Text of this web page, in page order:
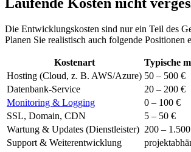
Laufende Kosten nicht
Die Entwicklungskosten sind nur ein Teil des
Planen Sie realistisch auch folgende Positionen
Kostenart
Typische
Hosting (Cloud, z. B. AWS/Azure) 50 – 500 €
Datenbank-Service
20 – 200 €
Monitoring & Logging
0 – 100 €
SSL, Domain, CDN
5 – 50 €
Wartung & Updates (Dienstleister) 200 –
Support & Weiterentwicklung